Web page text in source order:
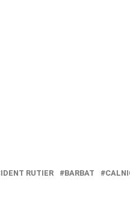
RUTIER BARBAT